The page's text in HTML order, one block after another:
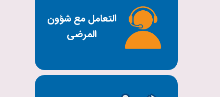
التعامل مع شؤون
المرضى